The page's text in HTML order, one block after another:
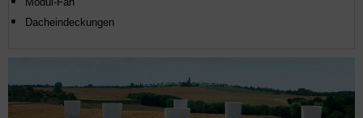
Dacheindeckungen